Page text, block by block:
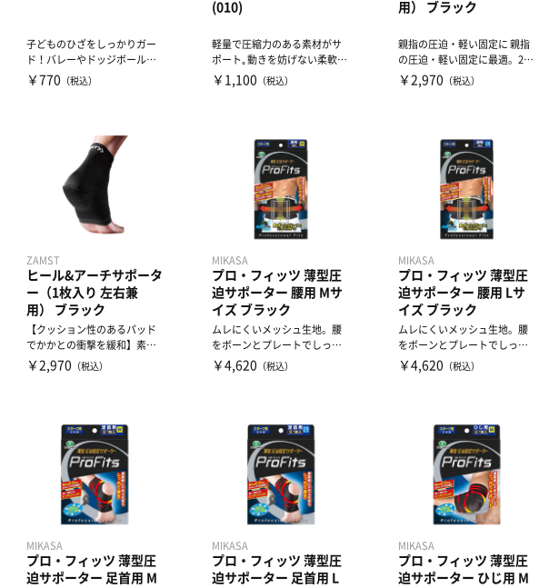
子どものひざをしっかりガー
ド！バレーやドッジボール、
ダンスなどの子どもの競技時
￥770 （税込）
(010)
軽量で圧縮力のある素材がサ
ポート｡動きを妨げない柔軟性
と通気性で快適な着け心地｡
￥1,100 （税込）
用） ブラック
親指の圧迫・軽い固定に 親指
の圧迫・軽い固定に最適。2ス
テップの簡単装着で、親指...
￥2,970 （税込）
ZAMST
ヒール&アーチサポータ
ー（1枚入り 左右兼
用） ブラック
【クッション性のあるパッド
でかかとの衝撃を緩和】素早
く形状が復元する素材のクッ
￥2,970 （税込）
MIKASA
プロ・フィッツ 薄型圧
迫サポーター 腰用 Mサ
イズ ブラック
ムレにくいメッシュ生地。腰
をボーンとプレートでしっか
りサポート。
￥4,620 （税込）
MIKASA
プロ・フィッツ 薄型圧
迫サポーター 腰用 Lサ
イズ ブラック
ムレにくいメッシュ生地。腰
をボーンとプレートでしっか
りサポート。
￥4,620 （税込）
MIKASA
プロ・フィッツ 薄型圧
迫サポーター 足首用 M
MIKASA
プロ・フィッツ 薄型圧
迫サポーター 足首用 L
MIKASA
プロ・フィッツ 薄型圧
迫サポーター ひじ用 M